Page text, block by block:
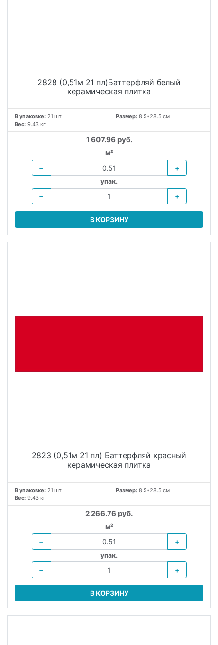
2828 (0,51м 21 пл)Баттерфляй белый
керамическая плитка
В упаковке: 21 шт Размер: 8.5*28.5 см
Вес: 9.43 кг
1 607.96 руб.
м²
−
+
упак.
−
+
В КОРЗИНУ
2823 (0,51м 21 пл) Баттерфляй красный
керамическая плитка
В упаковке: 21 шт Размер: 8.5*28.5 см
Вес: 9.43 кг
2 266.76 руб.
м²
−
+
упак.
−
+
В КОРЗИНУ